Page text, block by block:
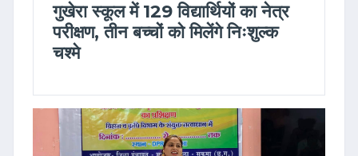
गुखेरा स्कूल में 129 विद्यार्थियों का नेत्र
परीक्षण, तीन बच्चों को मिलेंगे निःशुल्क
चश्मे